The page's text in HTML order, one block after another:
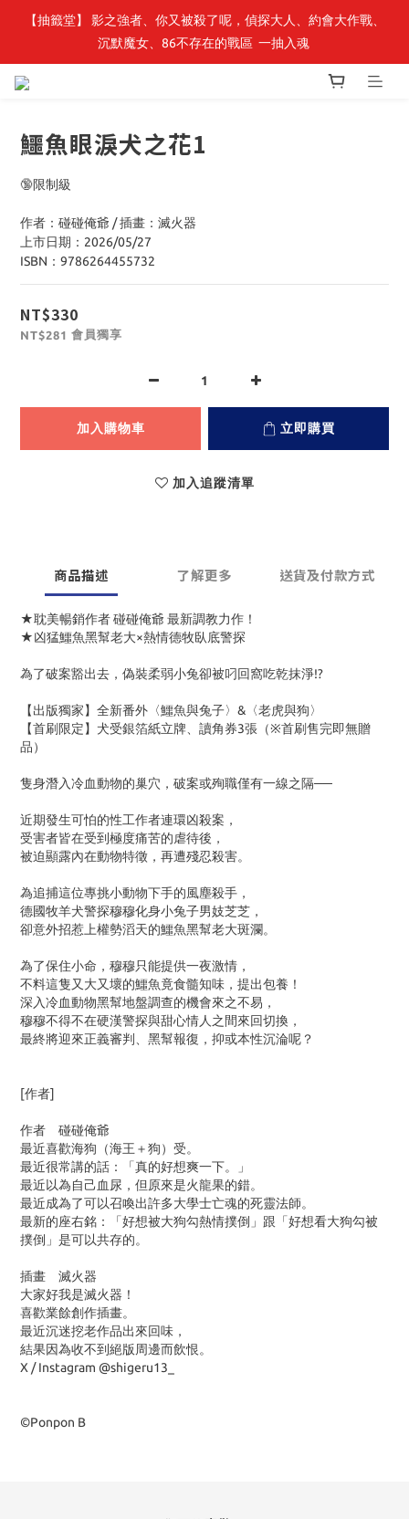
最新開賣🔥「全知讀者視角」 周邊商品
【抽籤堂】 影之強者、你又被殺了呢，偵探大人、約會大作戰、
沉默魔女、86不存在的戰區  一抽入魂
鱷魚眼淚犬之花1
🔞限制級
作者：碰碰俺爺 / 插畫：滅火器
上市日期：2026/05/27
ISBN：9786264455732
NT$330
NT$281 會員獨享
加入購物車 立即購買
加入追蹤清單
商品描述 了解更多 送貨及付款方式
★耽美暢銷作者 碰碰俺爺 最新調教力作！
★凶猛鱷魚黑幫老大×熱情德牧臥底警探
為了破案豁出去，偽裝柔弱小兔卻被叼回窩吃乾抹淨!?
【出版獨家】全新番外〈鱷魚與兔子〉&〈老虎與狗〉
【首刷限定】犬受銀箔紙立牌、讀角券3張（※首刷售完即無贈
品）
隻身潛入冷血動物的巢穴，破案或殉職僅有一線之隔──
近期發生可怕的性工作者連環凶殺案，
受害者皆在受到極度痛苦的虐待後，
被迫顯露內在動物特徵，再遭殘忍殺害。
為追捕這位專挑小動物下手的風塵殺手，
德國牧羊犬警探穆穆化身小兔子男妓芝芝，
卻意外招惹上權勢滔天的鱷魚黑幫老大斑瀾。
為了保住小命，穆穆只能提供一夜激情，
不料這隻又大又壞的鱷魚竟食髓知味，提出包養！
深入冷血動物黑幫地盤調查的機會來之不易，
穆穆不得不在硬漢警探與甜心情人之間來回切換，
最終將迎來正義審判、黑幫報復，抑或本性沉淪呢？
[作者]
作者 碰碰俺爺
最近喜歡海狗（海王＋狗）受。
最近很常講的話：「真的好想爽一下。」
最近以為自己血尿，但原來是火龍果的錯。
最近成為了可以召喚出許多大學士亡魂的死靈法師。
最新的座右銘：「好想被大狗勾熱情撲倒」跟「好想看大狗勾被
撲倒」是可以共存的。
插畫 滅火器
大家好我是滅火器！
喜歡業餘創作插畫。
最近沉迷挖老作品出來回味，
結果因為收不到絕版周邊而飲恨。
X / Instagram @shigeru13_
©Ponpon B